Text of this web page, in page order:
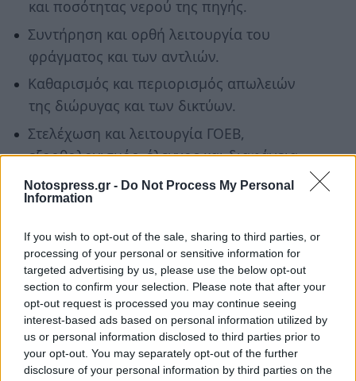
Notospress.gr - Do Not Process My Personal
Information
If you wish to opt-out of the sale, sharing to third parties, or
processing of your personal or sensitive information for
targeted advertising by us, please use the below opt-out
section to confirm your selection. Please note that after your
opt-out request is processed you may continue seeing
interest-based ads based on personal information utilized by
us or personal information disclosed to third parties prior to
your opt-out. You may separately opt-out of the further
disclosure of your personal information by third parties on the
και ποσότητας νερού της πηγής.
Συντήρηση και ορθή λειτουργία του
φράγματος και των αντλιών.
Καθαρισμός και περιορισμός απωλειών
της διώρυγας και των δικτύων.
Στελέχωση και λειτουργία ΓΟΕΒ,
εξορθολογισμός, έλεγχος και διαφάνεια
λειτουργίας ΤΟΕΒ.
Εμπλουτισμός και μικρής κλίμακας
συμβάλουν στην αξιοποίηση κάθε
διαθέσιμου υδάτινου πόρου.
Μέτρα μείωσης του κόστους άρδευσης.
Ακολουθήστε τοnotospress.grστο Google News και
μάθετε πρώτοιόλες τις ειδήσεις